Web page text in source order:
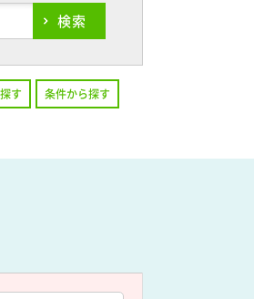
検索
す 条件から探す